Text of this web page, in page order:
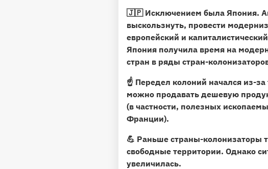
🇯🇵 Исключением была Япония.
выскользнуть, провести
европейский и
Япония получила время на
стран в ряды стран-
☝️ Передел колоний начался из-
можно продавать дешевую
(в частности, полезных
Франции).
💪 Раньше страны-колонизаторы
свободные территории. Однако
увеличилась.